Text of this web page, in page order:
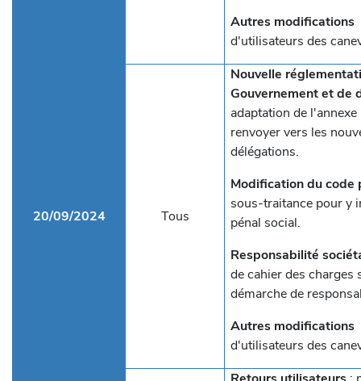
Autres
d'utilisateurs des
20/09/2024 Tous
Nouvelle
Gouvernement et de
adaptation de
renvoyer vers les
délégations.
Modification du code
sous-traitance pour y
pénal social.
Responsabilité
de cahier des
démarche de
Autres
d'utilisateurs des